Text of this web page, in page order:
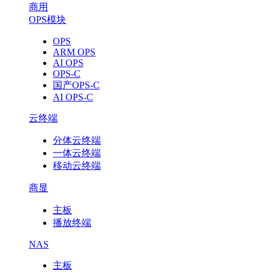
商用
OPS模块
OPS
ARM OPS
AI OPS
OPS-C
国产OPS-C
AI OPS-C
云终端
分体云终端
一体云终端
移动云终端
商显
主板
播放终端
NAS
主板